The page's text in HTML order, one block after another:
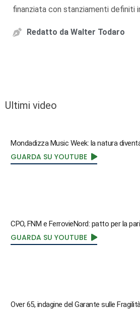
finanziata con stanziamenti definiti
Redatto da Walter Todaro
Ultimi video
Mondadizza Music Week: la natura
GUARDA SU YOUTUBE
CPO, FNM e FerrovieNord: patto per la
GUARDA SU YOUTUBE
Over 65, indagine del Garante sulle